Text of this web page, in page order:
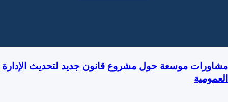
مشاورات موسعة حول مشروع قانون جديد لتحديث الإدارة
العمومية